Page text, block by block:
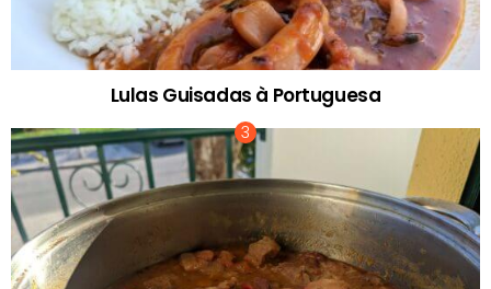
Lulas Guisadas à Portuguesa